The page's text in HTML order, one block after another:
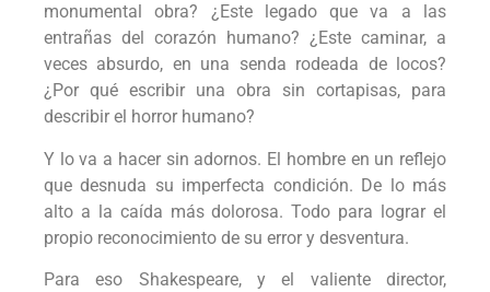
monumental obra? ¿Este legado que va a las
entrañas del corazón humano? ¿Este caminar, a
veces absurdo, en una senda rodeada de locos?
¿Por qué escribir una obra sin cortapisas, para
describir el horror humano?
Y lo va a hacer sin adornos. El hombre en un reflejo
que desnuda su imperfecta condición. De lo más
alto a la caída más dolorosa. Todo para lograr el
propio reconocimiento de su error y desventura.
Para eso Shakespeare, y el valiente director,